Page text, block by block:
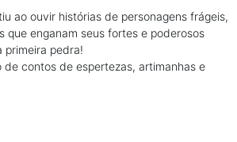
ao ouvir histórias de personagens frágeis,
que enganam seus fortes e poderosos
primeira pedra!
de contos de espertezas, artimanhas e